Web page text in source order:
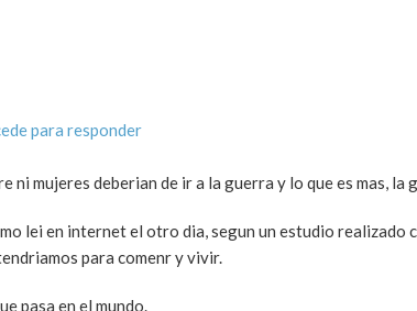
para responder
ni mujeres deberian de ir a la guerra y lo que es mas, la
lei en internet el otro dia, segun un estudio realizado
para comenr y vivir.
pasa en el mundo.